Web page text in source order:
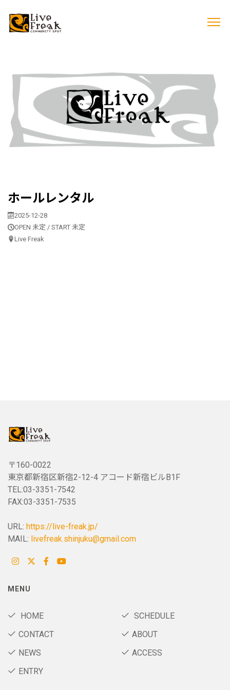
ホールレンタル
2025-12-28
OPEN 未定 / START 未定
Live Freak
〒160-0022
東京都新宿区新宿2-12-4 アコード新宿ビルB1F
TEL:03-3351-7542
FAX:03-3351-7535
URL: https://live-freak.jp/
MAIL: livefreak.shinjuku@gmail.com
MENU
HOME
SCHEDULE
CONTACT
ABOUT
NEWS
ACCESS
ENTRY